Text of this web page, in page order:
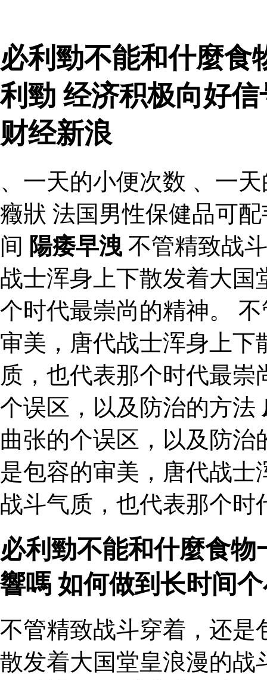
必利勁不能和什麼食
利勁 经济积极向好
财经新浪
、一天的小便次数 、一
癥狀 法国男性保健品可
间 陽痿早洩 不管精致战
战士浑身上下散发着大国
个时代最崇尚的精神。
审美，唐代战士浑身上下
质，也代表那个时代最
个误区，以及防治的方法
曲张的个误区，以及防
是包容的审美，唐代战
战斗气质，也代表那个时
必利勁不能和什麼食
響嗎 如何做到长时间
不管精致战斗穿着，还是
散发着大国堂皇浪漫的战